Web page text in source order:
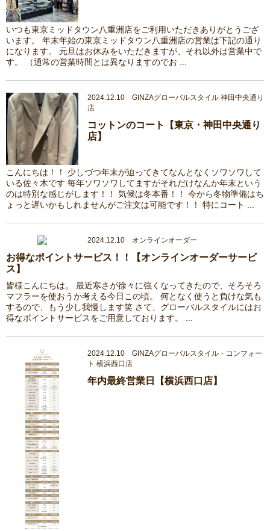
いつも東京ミッドタウン八重洲店をご利用いただきありがとうござ
います。 年末年始の東京ミッドタウン八重洲店の営業は下記の通り
になります。 元旦はお休みをいただきますが、それ以外は営業中で
す。 （通常の営業時間とは異なりますのでお ...
2024.12.10 GINZAグローバルスタイル 神田中央通り
店
コットンのコート【東京・神田中央通り
店】
こんにちは！！ 少しづつ年末が迫ってきてなんとなくソワソワして
いる佐々木です 毎年ソワソワしてますがそれだけなんか年末という
のは特別な感じがします！！ 気候は冬本番！！ 今から冬物準備はち
ょっと遅いかもしれませんがご注文は可能です！！ 特にコート ...
2024.12.10 オンラインオーダー
お得なポイントサービス！！【オンラインオーダーサービ
ス】
皆様こんにちは。 最近寒さが徐々に強くなってきたので、そろそろ
マフラーを使おうか考える今日この頃。 何となく使うと負けな気も
するので、もう少し我慢します笑 さて、グローバルスタイルにはお
得なポイントサービスをご用意しております。 ...
2024.12.10 GINZAグローバルスタイル・コンフォー
ト 横浜西口店
年内最終営業日【横浜西口店】